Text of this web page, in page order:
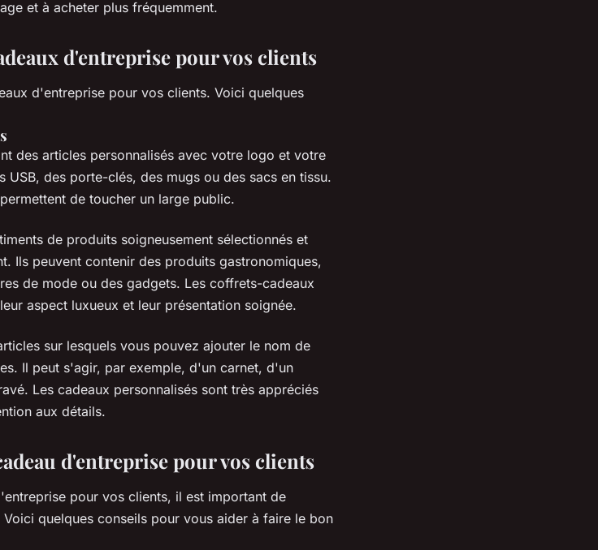
et à acheter plus fréquemment.
d'entreprise pour vos clients
d'entreprise pour vos clients. Voici quelques
des articles personnalisés avec votre logo et votre
USB, des porte-clés, des mugs ou des sacs en tissu.
de toucher un large public.
de produits soigneusement sélectionnés et
Ils peuvent contenir des produits gastronomiques,
de mode ou des gadgets. Les coffrets-cadeaux
aspect luxueux et leur présentation soignée.
sur lesquels vous pouvez ajouter le nom de
Il peut s'agir, par exemple, d'un carnet, d'un
Les cadeaux personnalisés sont très appréciés
aux détails.
d'entreprise pour vos clients
pour vos clients, il est important de
quelques conseils pour vous aider à faire le bon